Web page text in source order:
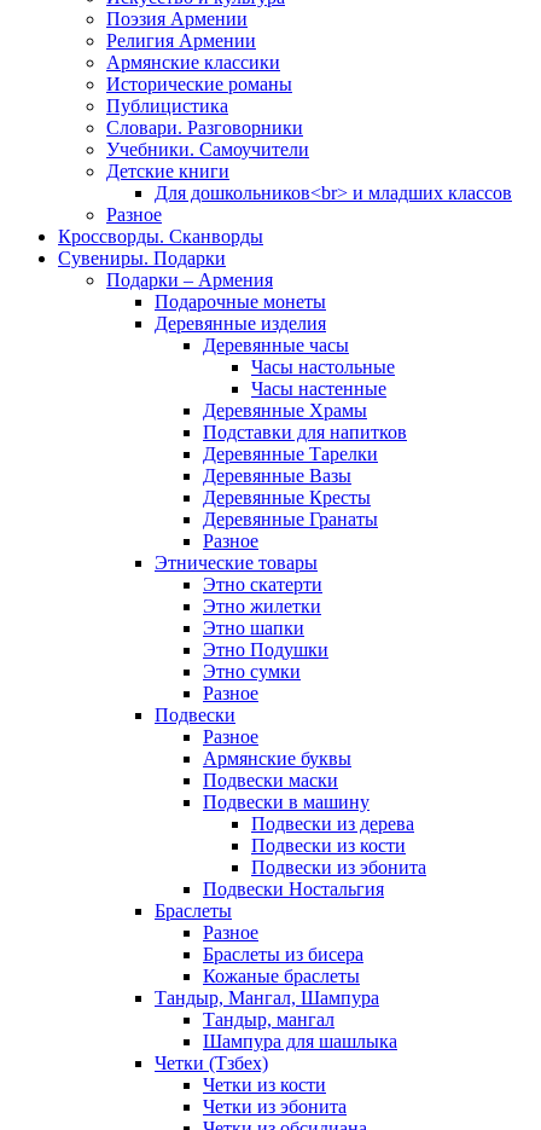
Поэзия Армении
Религия Армении
Армянские классики
Исторические романы
Публицистика
Словари. Разговорники
Учебники. Самоучители
Детские книги
Для дошкольников<br> и младших классов
Разное
Кроссворды. Сканворды
Сувениры. Подарки
Подарки – Армения
Подарочные монеты
Деревянные изделия
Деревянные часы
Часы настольные
Часы настенные
Деревянные Храмы
Подставки для напитков
Деревянные Тарелки
Деревянные Вазы
Деревянные Кресты
Деревянные Гранаты
Разное
Этнические товары
Этно скатерти
Этно жилетки
Этно шапки
Этно Подушки
Этно сумки
Разное
Подвески
Разное
Армянские буквы
Подвески маски
Подвески в машину
Подвески из дерева
Подвески из кости
Подвески из эбонита
Подвески Ностальгия
Браслеты
Разное
Браслеты из бисера
Кожаные браслеты
Тандыр, Мангал, Шампура
Тандыр, мангал
Шампура для шашлыка
Четки (Тзбех)
Четки из кости
Четки из эбонита